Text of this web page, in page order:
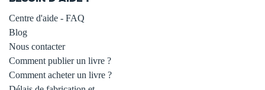
Centre d'aide - FAQ
Blog
Nous contacter
Comment publier un livre ?
Comment acheter un livre ?